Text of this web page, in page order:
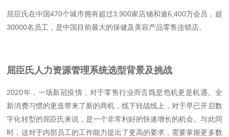
屈臣氏在中国470个城市拥有超过3,900家店铺和逾6,400万会员，超
30000名员工，是中国目前最大的保健及美容产品零售连锁店。
屈臣氏人力资源管理系统选型背景及挑战
2020年，一场新冠疫情，对于零售行业而言既是危机更是机遇。全
新消费习惯的更迭带来了新的商机，线下转战线上，对于早已开启数
字化转型的屈臣氏来说，是一个非常利好的快速增长的机会。与此同
时，这对于内部员工的工作能力提出了更高的要求，需要掌握更多数